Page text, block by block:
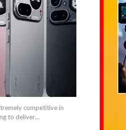
competitive in
to deliver…